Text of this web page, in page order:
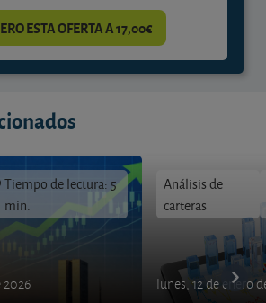
ESTA OFERTA A 17,00€
Tiempo de lectura: 5
min.
2026
Análisis de
carteras
lunes, 12 de enero